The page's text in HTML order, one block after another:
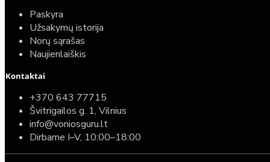
Paskyra
Užsakymų istorija
Norų sąrašas
Naujienlaiškis
Kontaktai
+370 643 77715
Švitrigailos g. 1, Vilnius
info@voniosguru.lt
Dirbame I–V, 10:00–18:00